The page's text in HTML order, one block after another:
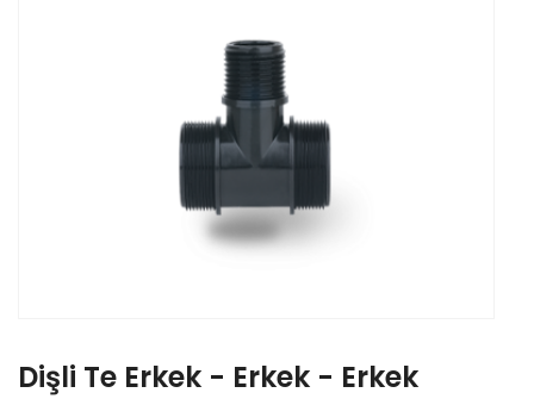
Dişli Te Erkek - Erkek - Erkek